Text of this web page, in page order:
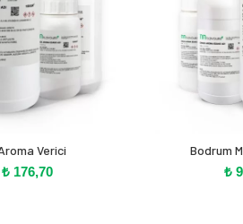
Verici
₺176,70Fiyat
Bodrum
₺